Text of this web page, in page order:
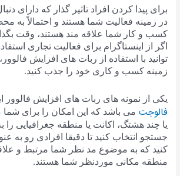
برای پیدا کردن افراد تاثیر گذار که دارای
در زمینه فعالیت شما هستند و احتمالاً به
کسب و کار شما علاقه مند هستند، وقت
اگر از اینستاگرام برای فعالیت تجاری
توانید با استفاده از ربات های افزایش
زمینه کسب و کاری خود را جذب کنید.
یکی از نمونه های ربات های افزایش فالوور
فالوجت می باشد که این امکان را برای
یا چند هشتگ، اکانت یا منطقه جغرافیایی را
جستجو انتخاب کنید تا دقیقا افرادی رو به
کنید که به موضوع مد نظر شما مرتبط و
منطقه مکانی موردنظر شما هستند.